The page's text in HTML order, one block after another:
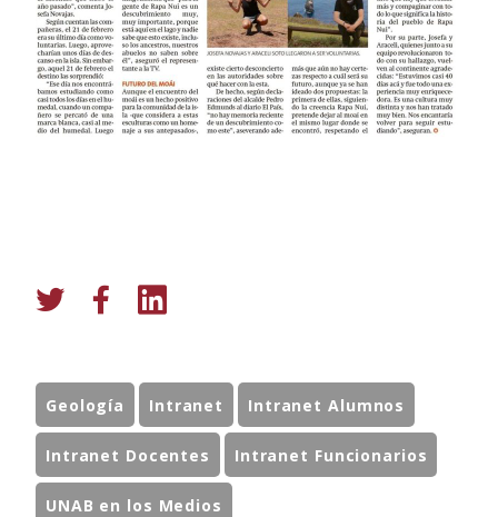
Geología Intranet Intranet Alumnos
Intranet Docentes Intranet Funcionarios
UNAB en los Medios